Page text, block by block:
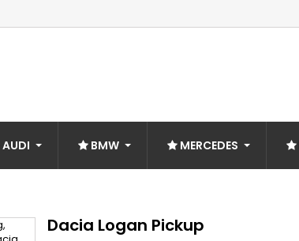
AUDI BMW MERCEDES
Dacia Logan Pickup